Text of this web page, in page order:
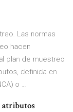
Las normas
hacen
plan de muestreo
definida en
o …
atributos